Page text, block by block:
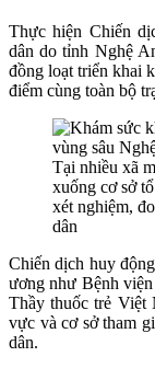
Thực hiện Chiến
dândo tỉnh Nghệ
đồng loạt triển khai
điểm cùng toàn bộ
Tại nhiều xã
xuống cơ sở
xét nghiệm,
dân
Chiến dịch huy
ương như Bệnh
Thầy thuốc trẻ Việt
vực và cơ sở tham
dân.